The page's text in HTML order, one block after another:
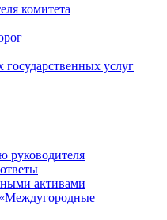
комитета
руководителя
активами